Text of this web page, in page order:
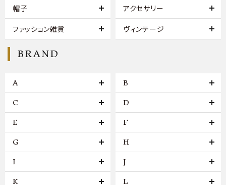
帽子 アクセサリー
ファッション雑貨 ヴィンテージ
BRAND
A B
C D
E F
G H
I J
K L